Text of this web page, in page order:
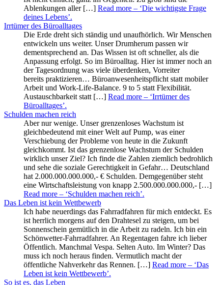
Ablenkungen aller […] Read more – ‘Die wichtigste Frage
deines Lebens’.
Irrtümer des Büroalltages
Die Erde dreht sich ständig und unaufhörlich. Wir Menschen
entwickeln uns weiter. Unser Drumherum passen wir
dementsprechend an. Das Wissen ist oft schneller, als die
Anpassung erfolgt. So im Büroalltag. Hier ist immer noch an
der Tagesordnung was viele überdenken, Vorreiter
bereits praktizieren… Büroanwesenheitspflicht statt mobiler
Arbeit und Work-Life-Balance. 9 to 5 statt Flexibilität.
Austauschbarkeit statt […] Read more – ‘Irrtümer des
Büroalltages’.
Schulden machen reich
Aber nur wenige. Unser grenzenloses Wachstum ist
gleichbedeutend mit einer Welt auf Pump, was einer
Verschiebung der Probleme von heute in die Zukunft
gleichkommt. Ist das grenzenlose Wachstum der Schulden
wirklich unser Ziel? Ich finde die Zahlen ziemlich bedrohlich
und sehe die soziale Gerechtigkeit in Gefahr… Deutschland
hat 2.000.000.000.000,- € Schulden. Demgegenüber steht
eine Wirtschaftsleistung von knapp 2.500.000.000.000,- […]
Read more – ‘Schulden machen reich’.
Das Leben ist kein Wettbewerb
Ich habe neuerdings das Fahrradfahren für mich entdeckt. Es
ist herrlich morgens auf den Drahtesel zu steigen, um bei
Sonnenschein gemütlich in die Arbeit zu radeln. Ich bin ein
Schönwetter-Fahrradfahrer. An Regentagen fahre ich lieber
Öffentlich. Manchmal Vespa. Selten Auto. Im Winter? Das
muss ich noch heraus finden. Vermutlich macht der
öffentliche Nahverkehr das Rennen. […] Read more – ‘Das
Leben ist kein Wettbewerb’.
So ist es, das Leben